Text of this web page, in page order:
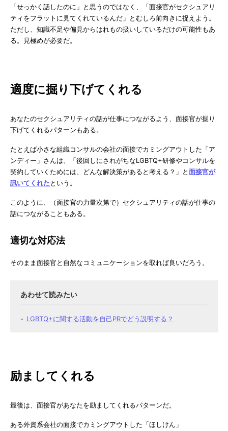
「せっかく話したのに」と思うのではなく、「面接官がセクシュアリ
ティをフラットに見てくれているんだ」とむしろ前向きに捉えよう。
ただし、知識不足や偏見からはれもの扱いしているだけの可能性もあ
る。見極めが必要だ。
適度に掘り下げてくれる
あなたのセクシュアリティの話が仕事につながるよう、面接官が掘り
下げてくれるパターンもある。
たとえば小さな組織コンサルの会社の面接でカミングアウトした「ア
ンディー」さんは、「後回しにされがちなLGBTQ+研修やコンサルを
契約していくためには、どんな解決策があると考える？」と面接官が
訊いてくれたという。
このように、（面接官の力量次第で）セクシュアリティの話が仕事の
話につながることもある。
適切な対応法
そのまま面接官と自然なコミュニケーションを取れば良いだろう。
LGBTQ+に関する活動を自己PRでどう説明する？
励ましてくれる
最後は、面接官があなたを励ましてくれるパターンだ。
ある外資系会社の面接でカミングアウトした「ほしけん」